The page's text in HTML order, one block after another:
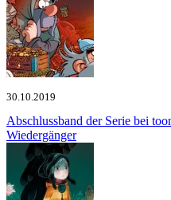
30.10.2019
Abschlussband der Serie bei
Wiedergänger